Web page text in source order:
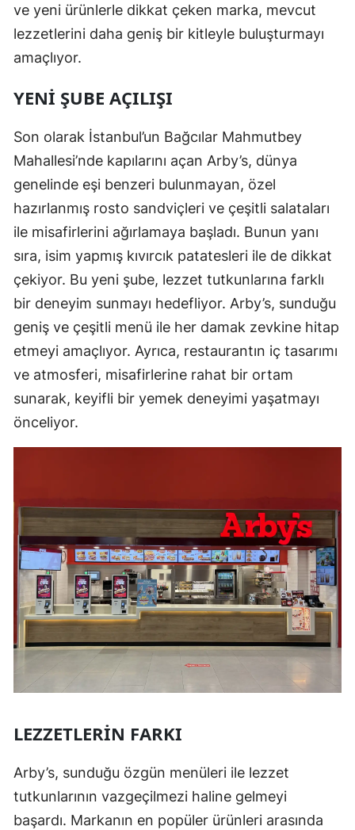
ve yeni ürünlerle dikkat çeken marka, mevcut
lezzetlerini daha geniş bir kitleyle buluşturmayı
amaçlıyor.
YENI ŞUBE AÇILIŞI
Son olarak İstanbul’un Bağcılar Mahmutbey
Mahallesi’nde kapılarını açan Arby’s, dünya
genelinde eşi benzeri bulunmayan, özel
hazırlanmış rosto sandviçleri ve çeşitli salataları
ile misafirlerini ağırlamaya başladı. Bunun yanı
sıra, isim yapmış kıvırcık patatesleri ile de dikkat
çekiyor. Bu yeni şube, lezzet tutkunlarına farklı
bir deneyim sunmayı hedefliyor. Arby’s, sunduğu
geniş ve çeşitli menü ile her damak zevkine hitap
etmeyi amaçlıyor. Ayrıca, restaurantın iç tasarımı
ve atmosferi, misafirlerine rahat bir ortam
sunarak, keyifli bir yemek deneyimi yaşatmayı
önceliyor.
LEZZETLERIN FARKI
Arby’s, sunduğu özgün menüleri ile lezzet
tutkunlarının vazgeçilmezi haline gelmeyi
başardı. Markanın en popüler ürünleri arasında